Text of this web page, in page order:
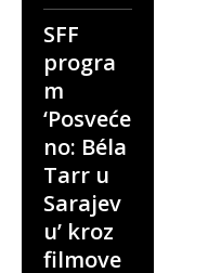
SFF
progra
m
‘Posveće
no: Béla
Tarr u
Sarajev
u’ kroz
filmove